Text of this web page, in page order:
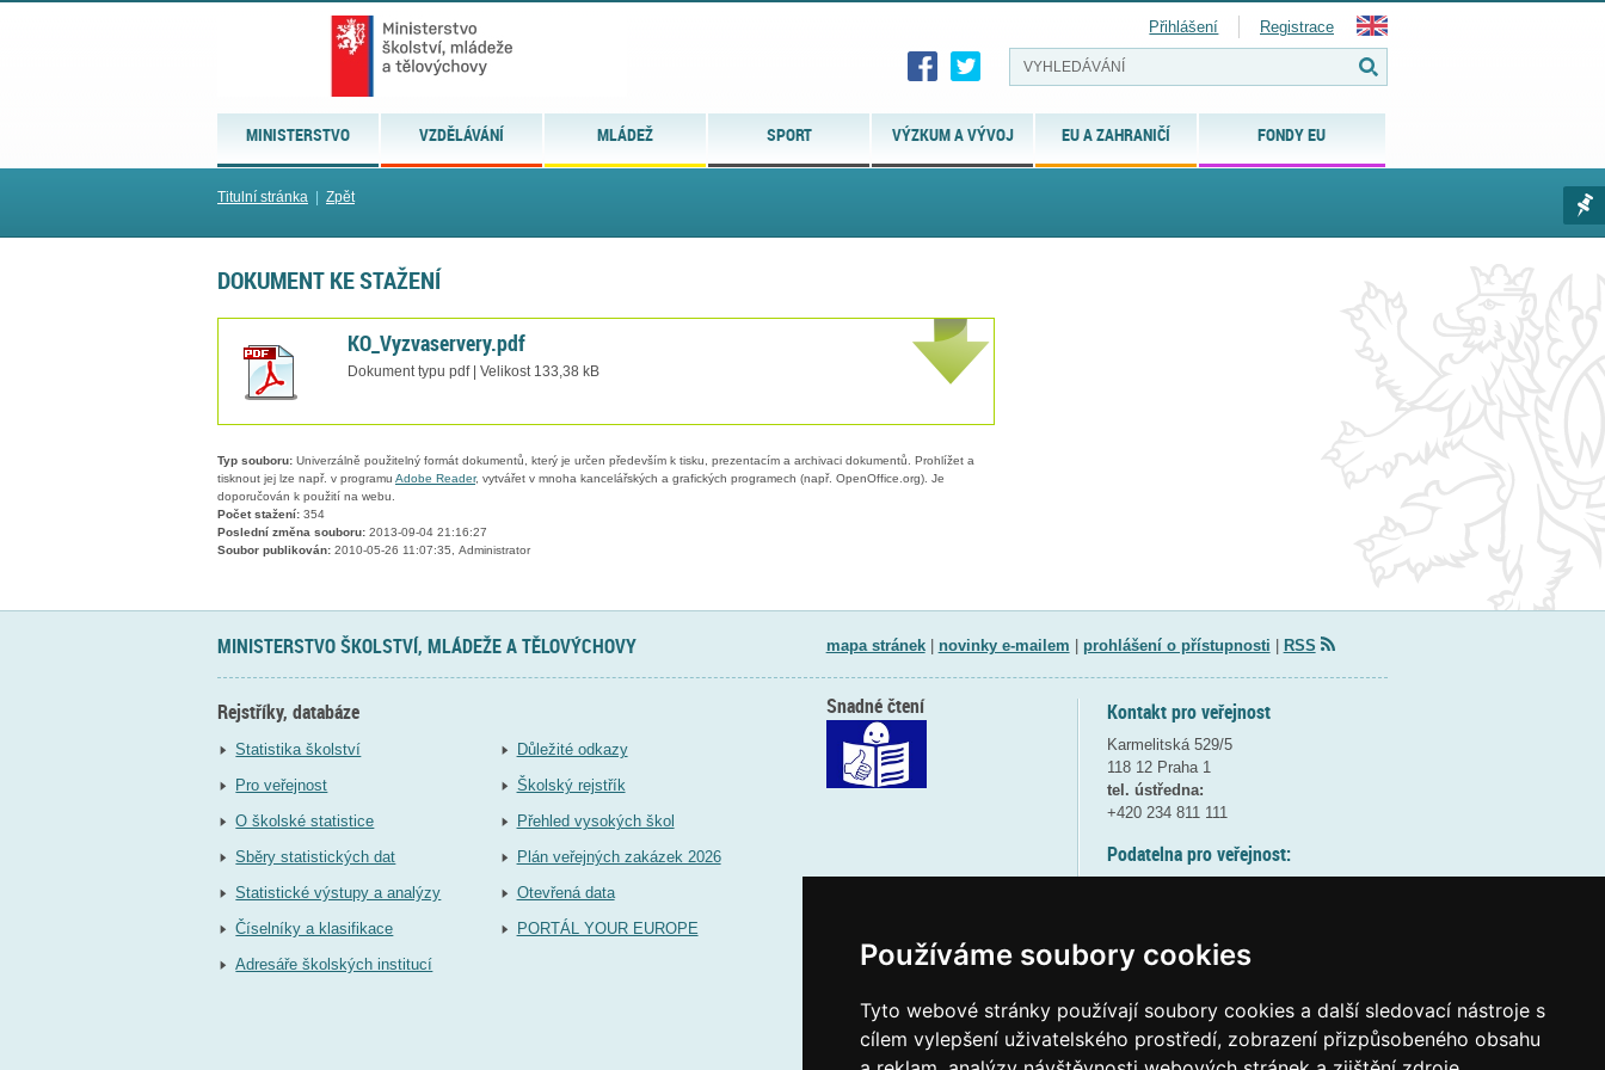
Používáme soubory cookies
Tyto webové stránky používají soubory cookies a další sledovací nástroje s
cílem vylepšení uživatelského prostředí, zobrazení přizpůsobeného obsahu
MINISTERSTVO VZDĚLÁVÁNÍ MLÁDEŽ SPORT VÝZKUM A VÝVOJ EU A ZAHRANIČÍ FONDY EU
Přihlášení Registrace
Titulní stránka Zpět
DOKUMENT KE STAŽENÍ
KO_Vyzvaservery.pdf
Dokument typu pdf | Velikost 133,38 kB
Typ souboru: Univerzálně použitelný formát dokumentů, který je určen především k tisku, prezentacím a archivaci dokumentů. Prohlížet a
tisknout jej lze např. v programu Adobe Reader, vytvářet v mnoha kancelářských a grafických programech (např. OpenOffice.org). Je
doporučován k použití na webu.
Počet stažení: 354
Poslední změna souboru: 2013-09-04 21:16:27
Soubor publikován: 2010-05-26 11:07:35, Administrator
MINISTERSTVO ŠKOLSTVÍ, MLÁDEŽE A TĚLOVÝCHOVY mapa stránek| novinky e-mailem prohlášení o přístupnosti RSS
Rejstříky, databáze
Statistika školství
Pro veřejnost
O školské statistice
Sběry statistických dat
Statistické výstupy a analýzy
Číselníky a klasifikace
Adresáře školských institucí
Důležité odkazy
Školský rejstřík
Přehled vysokých škol
Plán veřejných zakázek 2026
Otevřená data
PORTÁL YOUR EUROPE
Kontakt pro veřejnost
Karmelitská 529/5
118 12 Praha 1
tel. ústředna:
+420 234 811 111
Podatelna pro veřejnost:
(více informací
Elektronická podatelna:
Snadné čtení